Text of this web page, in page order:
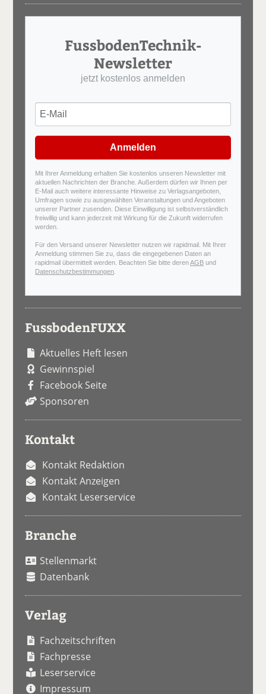
FussbodenTechnik-
Newsletter
jetzt kostenlos anmelden
Anmelden
Mit Ihrer Anmeldung erhalten Sie kostenlos unseren Newsletter mit
aktuellen Nachrichten der Branche. Außerdem dürfen wir Ihnen per
E-Mail auch weitere interessante Hinweise zu Verlagsangeboten,
Umfragen sowie zu ausgewählten Veranstaltungen und Angeboten
unserer Partner zusenden. Diese Einwilligung ist selbstverständlich
freiwillig und kann jederzeit mit Wirkung für die Zukunft widerrufen
werden.
Für den Versand unserer Newsletter nutzen wir rapidmail. Mit Ihrer
Anmeldung stimmen Sie zu, dass die eingegebenen Daten an
rapidmail übermittelt werden. Beachten Sie bitte derenAGB und
Datenschutzbestimmungen
FussbodenFUXX
Aktuelles Heft lesen
Gewinnspiel
Facebook Seite
Sponsoren
Kontakt
Kontakt Redaktion
Kontakt Anzeigen
Kontakt Leserservice
Branche
Stellenmarkt
Datenbank
Verlag
Fachzeitschriften
Fachpresse
Leserservice
Impressum